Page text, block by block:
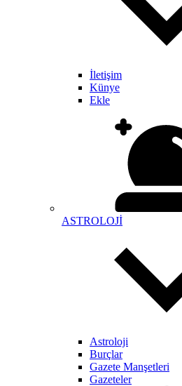
İletişim
Künye
Ekle
ASTROLOJİ
Astroloji
Burçlar
Gazete Manşetleri
Gazeteler